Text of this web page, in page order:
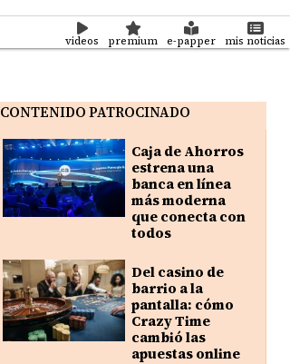
videos premium e-papper mis noticias
CONTENIDO PATROCINADO
Caja de Ahorros
estrena una
banca en línea
más moderna
que conecta con
todos
Del casino de
barrio a la
pantalla: cómo
Crazy Time
cambió las
apuestas online